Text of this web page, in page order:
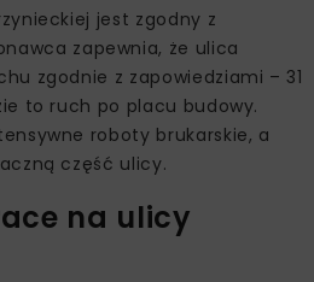
jest zgodny z
zapewnia, że ulica
zgodnie z zapowiedziami – 31
to ruch po placu budowy.
roboty brukarskie, a
część ulicy.
na ulicy